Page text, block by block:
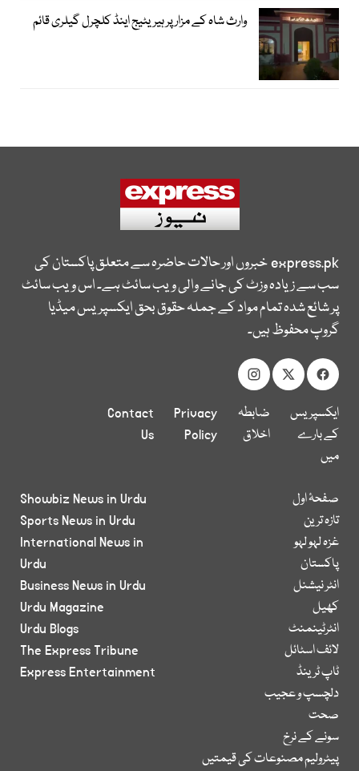
وارث شاہ کے مزار پر ہیریٹیج اینڈ کلچرل گیلری قائم
express.pkخبروں اور حالات حاضرہ سے متعلق پاکستان کی
سب سے زیادہ وزٹ کی جانے والی ویب سائٹ ہے۔ اس ویب سائٹ
پر شائع شدہ تمام مواد کے جملہ حقوق بحق ایکسپریس میڈیا
گروپ محفوظ ہیں۔
ایکسپریس
کے بارے
میں
ضابطہ
اخلاق
Privacy
Policy
Contact
Us
صفحۂ اول
تازہ ترین
غزہ لہو لہو
پاکستان
انٹر نیشنل
کھیل
انٹرٹینمنٹ
لائف اسٹائل
ٹاپ ٹرینڈ
دلچسپ و عجیب
صحت
سونے کے نرخ
پیٹرولیم مصنوعات کی قیمتیں
Showbiz News in Urdu
Sports News in Urdu
International News in
Urdu
Business News in Urdu
Urdu Magazine
Urdu Blogs
The Express Tribune
Express Entertainment